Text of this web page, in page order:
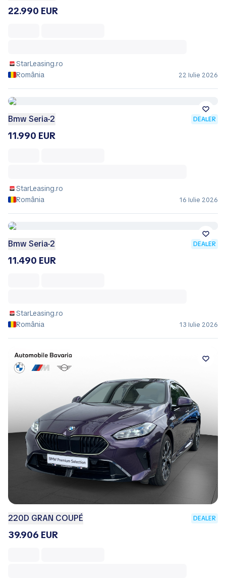
22.990 EUR
StarLeasing.ro
România
22 Iulie 2026
Bmw Seria-2 DEALER
11.990 EUR
StarLeasing.ro
România
16 Iulie 2026
Bmw Seria-2 DEALER
11.490 EUR
StarLeasing.ro
România
13 Iulie 2026
220D GRAN COUPÉ DEALER
39.906 EUR